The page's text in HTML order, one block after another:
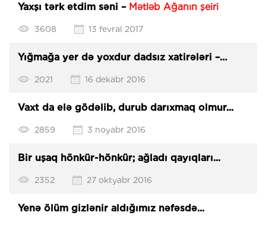
Yaxşı tərk etdim səni – Mətləb Ağanın şeiri
3608 13 fevral 2017
Yığmağa yer də yoxdur dadsız xatirələri –
2021 16 dekabr 2016
Vaxt da elə gödəlib, durub darıxmaq olmur...
2859 3 noyabr 2016
Bir uşaq hönkür-hönkür; ağladı qayıqları...
2352 27 oktyabr 2016
Yenə ölüm gizlənir aldığımız nəfəsdə...